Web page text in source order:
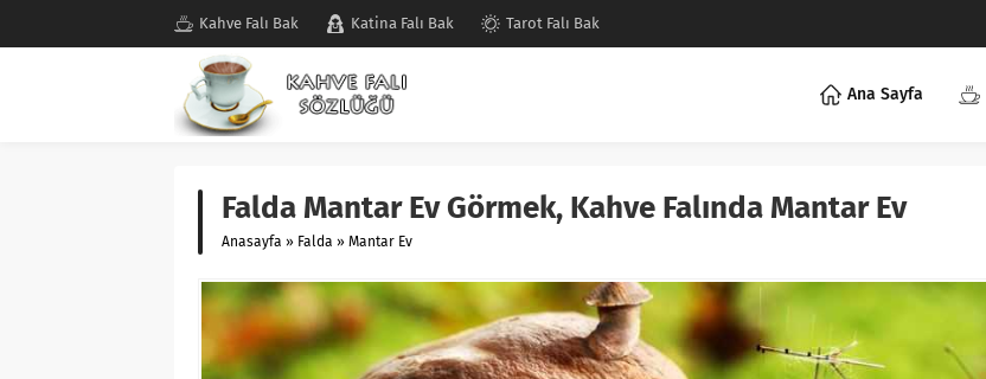
Kahve Falı Bak Katina Falı Bak Tarot Falı Bak
Ana Sayfa
Falda Mantar Ev Görmek, Kahve Falında Mantar Ev
Anasayfa » Falda » Mantar Ev